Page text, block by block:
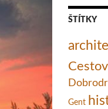
ŠTÍTKY
Gent